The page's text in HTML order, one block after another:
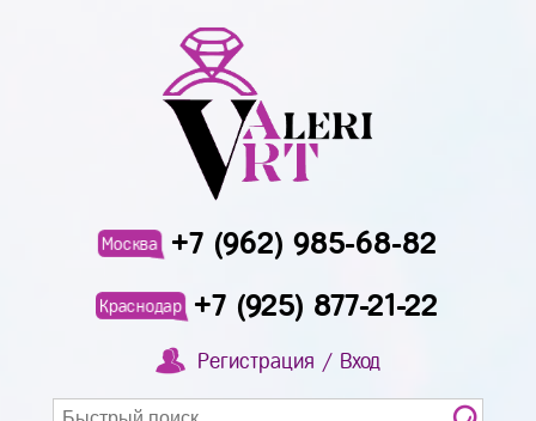
Москва +7 (962) 985-68-82
Краснодар +7 (925) 877-21-22
Регистрация / Вход